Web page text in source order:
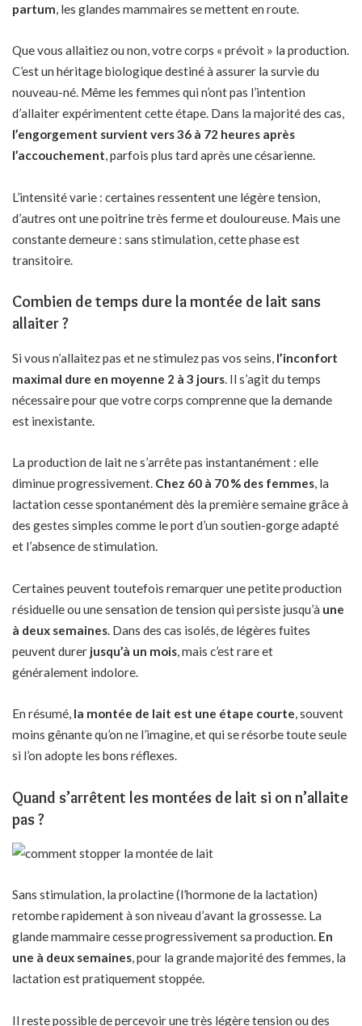
partum, les glandes mammaires se mettent en route.
Que vous allaitiez ou non, votre corps « prévoit » la production.
C’est un héritage biologique destiné à assurer la survie du
nouveau-né. Même les femmes qui n’ont pas l’intention
d’allaiter expérimentent cette étape. Dans la majorité des cas,
l’engorgement survient vers 36 à 72 heures après
l’accouchement, parfois plus tard après une césarienne.
L’intensité varie : certaines ressentent une légère tension,
d’autres ont une poitrine très ferme et douloureuse. Mais une
constante demeure : sans stimulation, cette phase est
transitoire.
Combien de temps dure la montée de lait sans
allaiter ?
Si vous n’allaitez pas et ne stimulez pas vos seins, l’inconfort
maximal dure en moyenne 2 à 3 jours . Il s’agit du temps
nécessaire pour que votre corps comprenne que la demande
est inexistante.
La production de lait ne s’arrête pas instantanément : elle
diminue progressivement. Chez 60 à 70 % des femmes, la
lactation cesse spontanément dès la première semaine grâce à
des gestes simples comme le port d’un soutien-gorge adapté
et l’absence de stimulation.
Certaines peuvent toutefois remarquer une petite production
résiduelle ou une sensation de tension qui persiste jusqu’à une
à deux semaines . Dans des cas isolés, de légères fuites
peuvent durer jusqu’à un mois , mais c’est rare et
généralement indolore.
En résumé, la montée de lait est une étape courte, souvent
moins gênante qu’on ne l’imagine, et qui se résorbe toute seule
si l’on adopte les bons réflexes.
Quand s’arrêtent les montées de lait si on n’allaite
pas ?
Sans stimulation, la prolactine (l’hormone de la lactation)
retombe rapidement à son niveau d’avant la grossesse. La
glande mammaire cesse progressivement sa production. En
une à deux semaines, pour la grande majorité des femmes, la
lactation est pratiquement stoppée.
Il reste possible de percevoir une très légère tension ou des